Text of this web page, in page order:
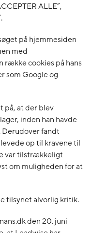
ALLE”,
på hjemmesiden
med
række cookies på hans
som Google og
på, at der blev
inden han havde
fandt
op til kravene til
var tilstrækkeligt
om muligheden for at
tilsynet alvorlig kritik.
den 20. juni